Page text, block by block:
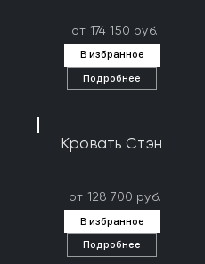
от 174 150 руб.
В избранное
Подробнее
Кровать Стэн
от 128 700 руб.
В избранное
Подробнее